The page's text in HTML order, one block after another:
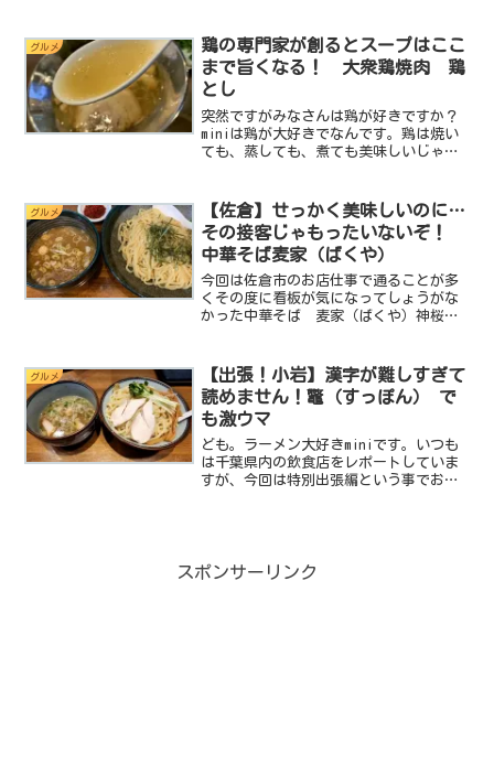
も不思議な土地です。昔から庶民の台所
を支えてきた海洋資源の宝庫...
グルメ
鶏の専門家が創るとスープはここ
まで旨くなる！ 大衆鶏焼肉 鶏
とし
突然ですがみなさんは鶏が好きですか？
miniは鶏が大好きでなんです。鶏は焼い
ても、蒸しても、煮ても美味しいじゃな
ちゃんのあの旨さは国民食って行っても
過言じゃありません。...
グルメ
【佐倉】せっかく美味しいのに…
その接客じゃもったいないぞ！
中華そば麦家（ばくや）
今回は佐倉市のお店仕事で通ることが多
くその度に看板が気になってしょうがな
かった中華そば 麦家（ばくや）神桜店
なんですよ。見るからにツルツルの麺が
いつもいつもminiを誘...
グルメ
【出張！小岩】漢字が難しすぎて
読めません！鼈（すっぽん） で
も激ウマ
ども。ラーメン大好きminiです。いつも
は千葉県内の飲食店をレポートしていま
すが、今回は特別出張編という事でお隣
スポンサーリンク